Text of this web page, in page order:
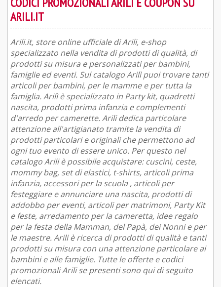
ARILI.IT
Arili.it, store online ufficiale di Arili, e-shop
specializzato nella vendita di prodotti di qualità, di
prodotti su misura e personalizzati per bambini,
famiglie ed eventi. Sul catalogo Arilì puoi trovare tanti
articoli per bambini, per le mamme e per tutta la
famiglia. Arilì è specializzato in Party kit, quadretti
nascita, prodotti prima infanzia e complementi
d'arredo per camerette. Arili dedica particolare
attenzione all'artigianato tramite la vendita di
prodotti particolari e originali che permettono ad
ogni tuo evento di essere unico. Per questo nel
catalogo Arili è possibile acquistare: cuscini, ceste,
mommy bag, set di elastici, t-shirts, articoli prima
infanzia, accessori per la scuola , articoli per
festeggiare e annunciare una nascita, prodotti di
addobbo per eventi, articoli per matrimoni, Party Kit
e feste, arredamento per la cameretta, idee regalo
per la festa della Mamman, del Papà, dei Nonni e per
le maestre. Arili è ricerca di prodotti di qualità e tanti
prodotti su misura con una attenzione particolare ai
bambini e alle famiglie. Tutte le offerte e codici
promozionali Arili se presenti sono qui di seguito
elencati.